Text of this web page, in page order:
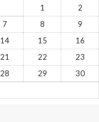
1
2
7 8
9
14 15
16
21 22
23
28 29
30